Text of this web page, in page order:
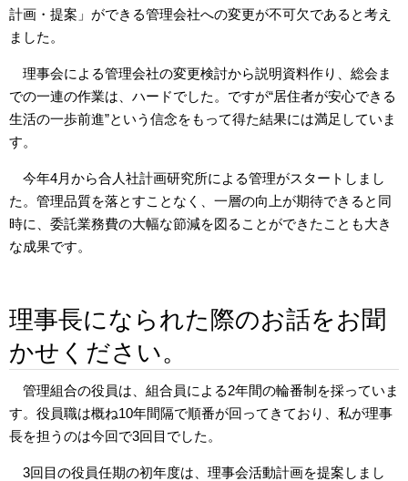
計画・提案」ができる管理会社への変更が不可欠であると考え
ました。
理事会による管理会社の変更検討から説明資料作り、総会ま
での一連の作業は、ハードでした。ですが“居住者が安心できる
生活の一歩前進”という信念をもって得た結果には満足していま
す。
今年4月から合人社計画研究所による管理がスタートしまし
た。管理品質を落とすことなく、一層の向上が期待できると同
時に、委託業務費の大幅な節減を図ることができたことも大き
な成果です。
理事長になられた際のお話をお聞
かせください。
管理組合の役員は、組合員による2年間の輪番制を採っていま
す。役員職は概ね10年間隔で順番が回ってきており、私が理事
長を担うのは今回で3回目でした。
3回目の役員任期の初年度は、理事会活動計画を提案しまし